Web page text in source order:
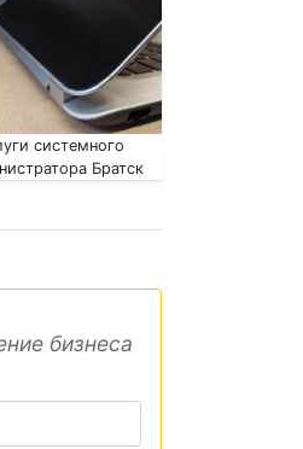
системного
Братск
бизнеса